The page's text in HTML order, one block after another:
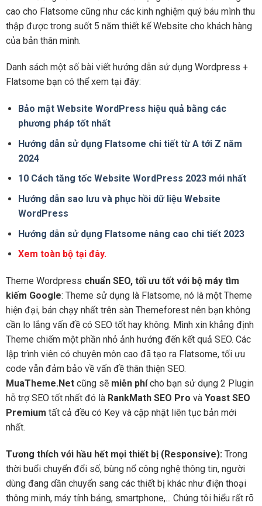
cao cho Flatsome cũng như các kinh nghiệm quý báu mình thu
thập được trong suốt 5 năm thiết kế Website cho khách hàng
của bản thân mình.
Danh sách một số bài viết hướng dẫn sử dụng Wordpress +
Flatsome bạn có thể xem tại đây:
Bảo mật Website WordPress hiệu quả bằng các
phương pháp tốt nhất
Hướng dẫn sử dụng Flatsome chi tiết từ A tới Z năm
2024
10 Cách tăng tốc Website WordPress 2023 mới nhất
Hướng dẫn sao lưu và phục hồi dữ liệu Website
WordPress
Hướng dẫn sử dụng Flatsome nâng cao chi tiết 2023
Xem toàn bộ tại đây.
Theme Wordpress chuẩn SEO, tối ưu tốt với bộ máy tìm
kiếm Google: Theme sử dụng là Flatsome, nó là một Theme
hiện đại, bán chạy nhất trên sàn Themeforest nên bạn không
cần lo lắng vấn đề có SEO tốt hay không. Mình xin khẳng định
Theme chiếm một phần nhỏ ảnh hướng đến kết quả SEO. Các
lập trình viên có chuyên môn cao đã tạo ra Flatsome, tối ưu
code vẫn đảm bảo về vấn đề thân thiện SEO.
MuaTheme.Net cũng sẽ miễn phícho bạn sử dụng 2 Plugin
hỗ trợ SEO tốt nhất đó là RankMath SEO Pro và Yoast SEO
Premium tất cả đều có Key và cập nhật liên tục bản mới
nhất.
Tương thích với hầu hết mọi thiết bị (Responsive): Trong
thời buổi chuyển đổi số, bùng nổ công nghệ thông tin, người
dùng đang dần chuyển sang các thiết bị khác như điện thoại
thông minh, máy tính bảng, smartphone,... Chúng tôi hiểu rất rõ